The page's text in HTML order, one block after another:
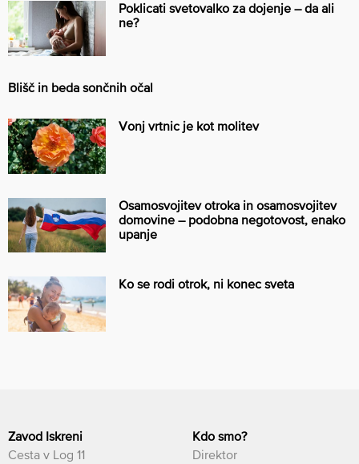
Poklicati svetovalko za dojenje – da ali
ne?
Blišč in beda sončnih očal
Vonj vrtnic je kot molitev
Osamosvojitev otroka in osamosvojitev
domovine – podobna negotovost, enako
upanje
Ko se rodi otrok, ni konec sveta
Zavod Iskreni
Cesta v Log 11
Kdo smo?
Direktor